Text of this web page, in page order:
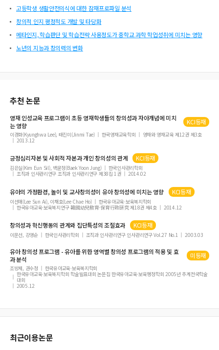
고등학생 생활안전의식에 대한 잠재프로파일 분석
창의적 인지 평정척도 개발 및 타당화
메타인지, 학습판단 및 학습전략 사용정도가 중학교 과학 학업성취에 미치는 영향
노년의 지능과 창의력의 변화
추천 논문
영재 인성교육 프로그램이 초등 영재학생들의창의성과 자아개념에 미치
는 영향
KCI등재
이경화(Kyunghwa Lee), 태진미(Jinmi Tae) 한국영재교육학회
영재와 영재교육 제12권 제3호
2013.12
긍정심리자본 및 사회적 자본과 개인창의성의 관계 KCI등재
김은실(Kim Eun Sil), 백윤정(Baek Yoon Jung)
한국인사관리학회
조직과 인사관리연구 조직과 인사관리연구 제38집 1권
2014.02
유아의 가정환경, 놀이 및 교사창의성이 유아창의성에 미치는 영향 KCI등재
이선애(Lee Sun Ai), 이채호(Lee Chae Ho)
한국유아교육·보육복지학회
한국유아교육·보육복지연구 韓國幼兒敎育·保育行政硏究 제18권 제4호
2014.12
창의성과 혁신행동의 관계와 집단특성의 조절효과 KCI등재
이문선, 강영순 한국인사관리학회 조직과 인사관리연구 인사관리연구 Vol.27 No.1 2003.03
유아창의성 프로그램 - 유아를 위한 영역별창의성 프로그램의 적용 및 효
과 분석
미등재
조방제, 권수정
한국유아교육·보육복지학회
한국유아교육·보육복지학회 학술발표대회 논문집 한국유아교육·보육행정학회 2005년 추계전국학술
대회
2005.12
최근이용논문